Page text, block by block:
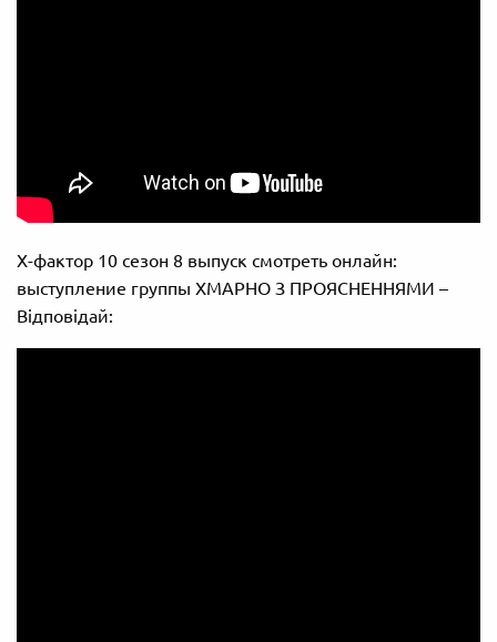
Х-фактор 10 сезон 8 выпуск смотреть онлайн:
выступление группы ХМАРНО З ПРОЯСНЕННЯМИ –
Відповідай: